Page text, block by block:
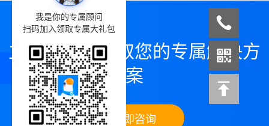
立即咨询，领取您的专属解决方
案
立即咨询
我是你的专属顾问
扫码加入领取专属大礼包